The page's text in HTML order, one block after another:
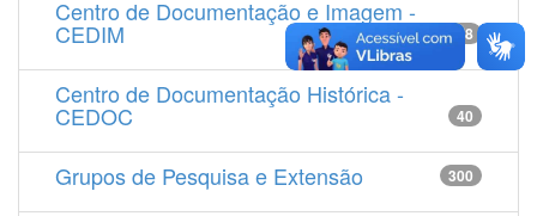
Centro de Documentação e Imagem -
CEDIM 14538
Centro de Documentação Histórica -
CEDOC 40
Grupos de Pesquisa e Extensão 300